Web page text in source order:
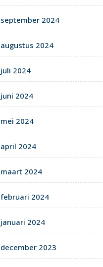
september 2024
augustus 2024
juli 2024
juni 2024
mei 2024
april 2024
maart 2024
februari 2024
januari 2024
december 2023